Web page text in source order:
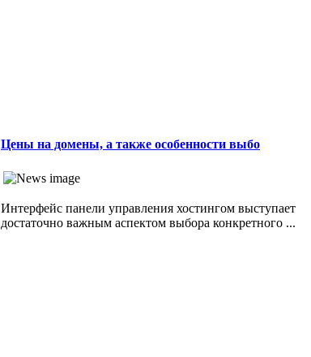
Цены на домены, а также особенности выбо
Интерфейс панели управления хостингом выступает
достаточно важным аспектом выбора конкретного ...